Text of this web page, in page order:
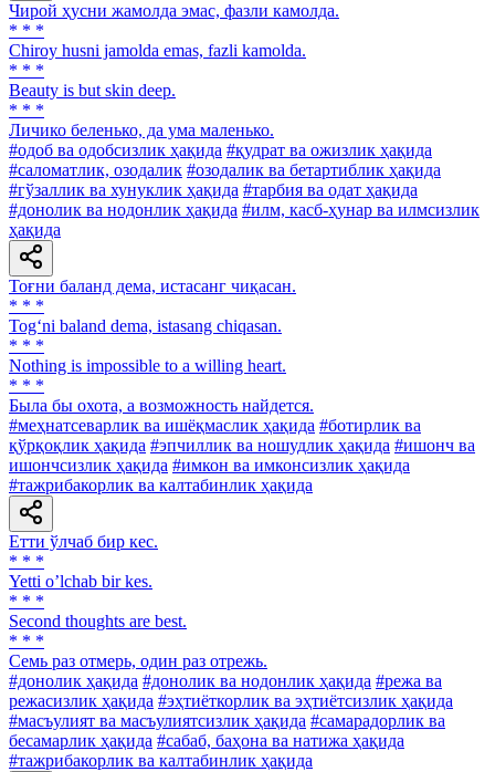
Чирой ҳусни жамолда эмас, фазли камолда.
* * *
Chiroy husni jamolda emas, fazli kamolda.
* * *
Beauty is but skin deep.
* * *
Личико беленько, да ума маленько.
#одоб ва одобсизлик ҳақида #қудрат ва ожизлик ҳақида
#саломатлик, озодалик #озодалик ва бетартиблик ҳақида
#гўзаллик ва хунуклик ҳақида #тарбия ва одат ҳақида
#донолик ва нодонлик ҳақида #илм, касб-ҳунар ва илмсизлик
ҳақида
Тоғни баланд дема, истасанг чиқасан.
* * *
Tog‘ni baland dema, istasang chiqasan.
* * *
Nothing is impossible to a willing heart.
* * *
Была бы охота, а возможность найдется.
#меҳнатсеварлик ва ишёқмаслик ҳақида #ботирлик ва
қўрқоқлик ҳақида #эпчиллик ва ношудлик ҳақида #ишонч ва
ишончсизлик ҳақида #имкон ва имконсизлик ҳақида
#тажрибакорлик ва калтабинлик ҳақида
Етти ўлчаб бир кес.
* * *
Yetti oʼlchab bir kes.
* * *
Second thoughts are best.
* * *
Семь раз отмерь, один раз отрежь.
#донолик ҳақида #донолик ва нодонлик ҳақида #режа ва
режасизлик ҳақида #эҳтиёткорлик ва эҳтиётсизлик ҳақида
#масъулият ва масъулиятсизлик ҳақида #самарадорлик ва
бесамарлик ҳақида #сабаб, баҳона ва натижа ҳақида
#тажрибакорлик ва калтабинлик ҳақида